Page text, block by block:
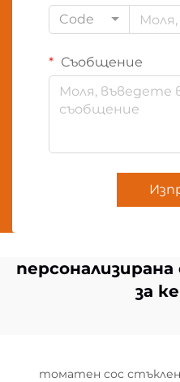
Code
Съобщение
за
томатен сос